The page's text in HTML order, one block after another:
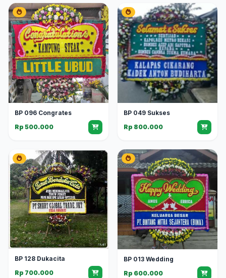
BP 096 Congrates
Rp 500.000
BP 049 Sukses
Rp 800.000
BP 128 Dukacita
Rp 700.000
BP 013 Wedding
Rp 600.000